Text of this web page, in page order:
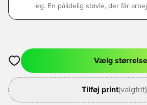
leg. En pålidelig støvle, der får
Åbner en Modal til at logge ind eller
Vælg størrelse
Tilføj print(valgfrit)